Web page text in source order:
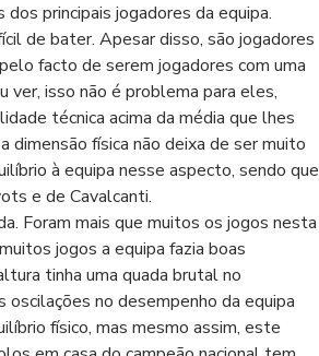
principais jogadores da equipa.
de bater. Apesar disso, são jogadores
facto de serem jogadores com uma
ver, isso não é problema para eles,
técnica acima da média que lhes
física não deixa de ser muito
à equipa nesse aspecto, sendo que
e de Cavalcanti.
Foram mais que muitos os jogos nesta
jogos a equipa fazia boas
tinha uma quada brutal no
oscilações no desempenho da equipa
físico, mas mesmo assim, este